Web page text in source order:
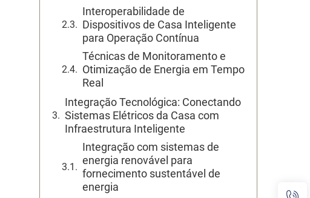
Interoperabilidade de
Dispositivos de Casa Inteligente
para Operação Contínua
Técnicas de Monitoramento e
Otimização de Energia em Tempo
Real
Integração Tecnológica: Conectando
Sistemas Elétricos da Casa com
Infraestrutura Inteligente
Integração com sistemas de
energia renovável para
fornecimento sustentável de
energia